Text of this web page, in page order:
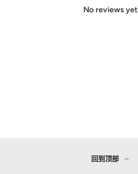
No reviews yet
回到顶部